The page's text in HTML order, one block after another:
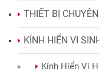
THIẾT BỊ
KÍNH HIỂN VI
Kính Hiển Vi